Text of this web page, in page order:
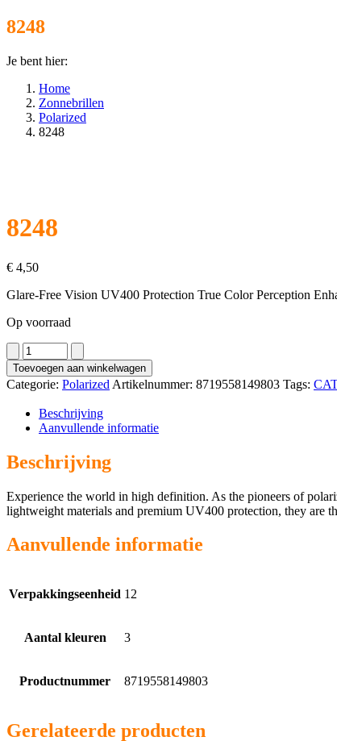
8248
Je bent hier:
Home
Zonnebrillen
Polarized
8248
8248
€ 4,50
Glare-Free Vision UV400 Protection True Color Perception
Op voorraad
8248
aantal
Toevoegen aan winkelwagen
Categorie: Polarized Artikelnummer: 8719558149803 Tags:
Beschrijving
Aanvullende informatie
Beschrijving
Experience the world in high definition. As the pioneers of
lightweight materials and premium UV400 protection, they are
Aanvullende informatie
Verpakkingseenheid 12
Aantal kleuren 3
Productnummer 8719558149803
Gerelateerde producten